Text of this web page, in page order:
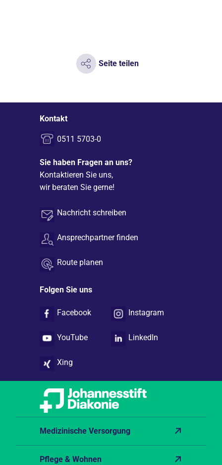
Seite teilen
Kontakt
0511 5703-0
Sie haben Fragen an uns?
Kontaktieren Sie uns,
wir beraten Sie gerne!
Nachricht schreiben
Ansprechpartner finden
Route planen
Folgen Sie uns
Facebook Instagram
YouTube LinkedIn
Xing
Medizinische Versorgung
Pflege & Wohnen